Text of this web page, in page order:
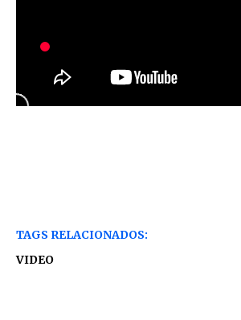
TAGS RELACIONADOS:
VIDEO